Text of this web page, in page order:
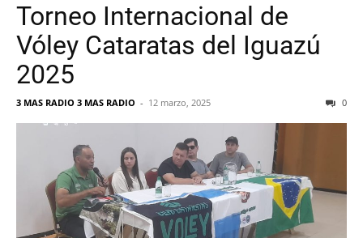
Torneo Internacional de
Vóley Cataratas del Iguazú
2025
3 MAS RADIO 3 MAS RADIO - 12 marzo, 2025 0